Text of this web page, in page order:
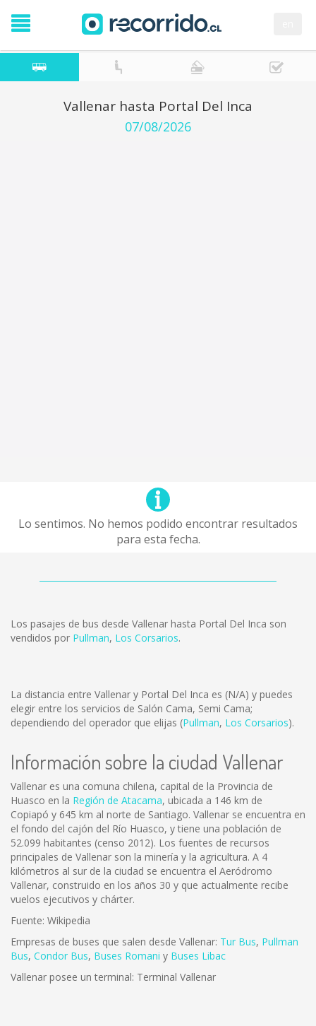
Vallenar hasta Portal Del Inca
07/08/2026
Lo sentimos. No hemos podido encontrar resultados
para esta fecha.
Los pasajes de bus desde Vallenar hasta Portal Del Inca son
vendidos por Pullman, Los Corsarios.
La distancia entre Vallenar y Portal Del Inca es (N/A) y puedes
elegir entre los servicios de Salón Cama, Semi Cama;
dependiendo del operador que elijas (Pullman, Los Corsarios).
Información sobre la ciudad Vallenar
Vallenar es una comuna chilena, capital de la Provincia de
Huasco en la Región de Atacama, ubicada a 146 km de
Copiapó y 645 km al norte de Santiago. Vallenar se encuentra en
el fondo del cajón del Río Huasco, y tiene una población de
52.099 habitantes (censo 2012). Los fuentes de recursos
principales de Vallenar son la minería y la agricultura. A 4
kilómetros al sur de la ciudad se encuentra el Aeródromo
Vallenar, construido en los años 30 y que actualmente recibe
vuelos ejecutivos y chárter.
Fuente: Wikipedia
Empresas de buses que salen desde Vallenar: Tur Bus, Pullman
Bus, Condor Bus, Buses Romani y Buses Libac
Vallenar posee un terminal: Terminal Vallenar